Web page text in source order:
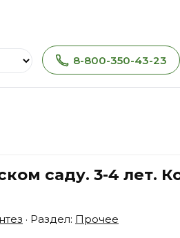
8-800-350-43-23
саду. 3-4 лет.
· Раздел: Прочее